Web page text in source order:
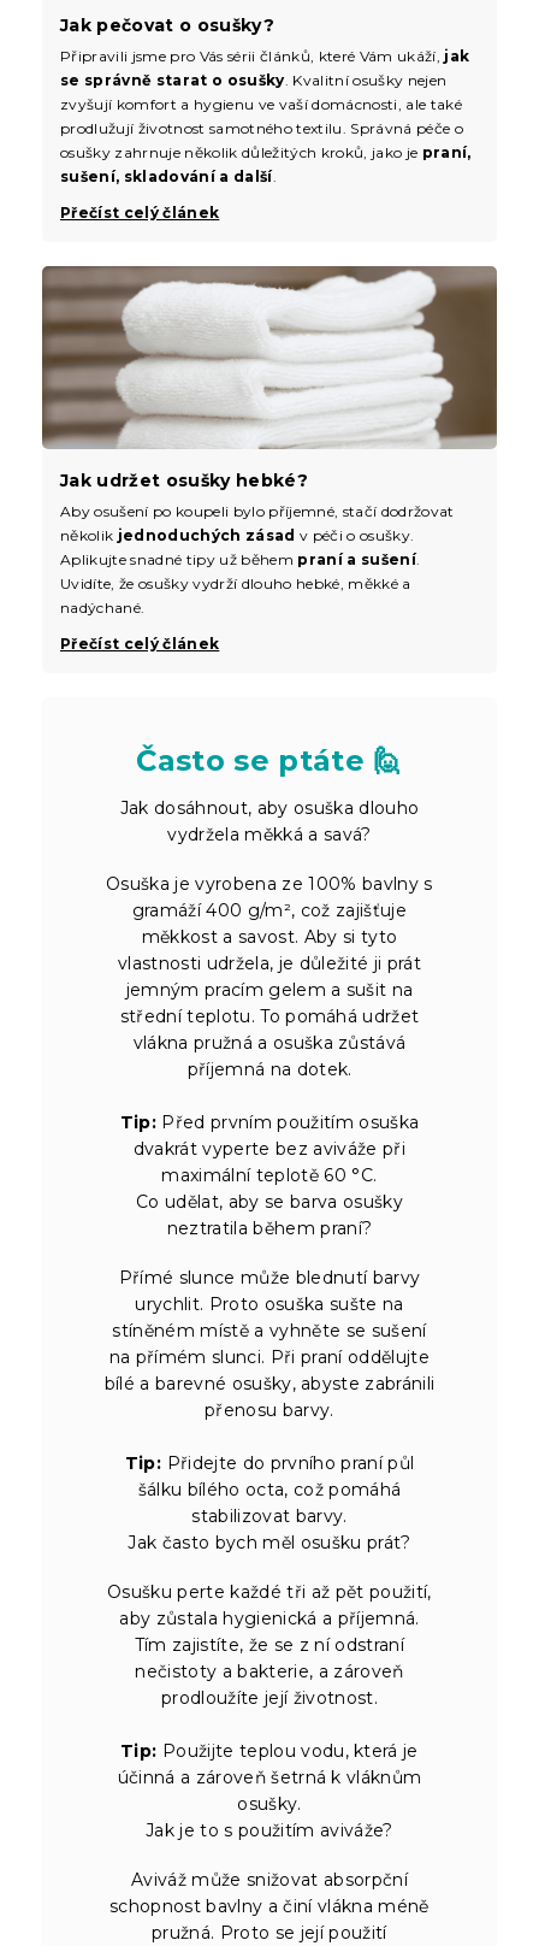
Jak udržet osušky hebké?
Aby osušení po koupeli bylo příjemné, stačí dodržovat
několik jednoduchých zásad v péči o osušky.
Aplikujte snadné tipy už během praní a sušení.
Uvidíte, že osušky vydrží dlouho hebké, měkké a
nadýchané.
Přečíst celý článek
Jak pečovat o osušky?
Připravili jsme pro Vás sérii článků, které Vám ukáží, jak
se správně starat o osušky. Kvalitní osušky nejen
zvyšují komfort a hygienu ve vaší domácnosti, ale také
prodlužují životnost samotného textilu. Správná péče o
osušky zahrnuje několik důležitých kroků, jako je praní,
sušení, skladování a další.
Přečíst celý článek
Často se ptáte 🙋
Jak dosáhnout, aby osuška dlouho
vydržela měkká a savá?
Osuška je vyrobena ze 100% bavlny s
gramáží 400 g/m², což zajišťuje
měkkost a savost. Aby si tyto
vlastnosti udržela, je důležité ji prát
jemným pracím gelem a sušit na
střední teplotu. To pomáhá udržet
vlákna pružná a osuška zůstává
příjemná na dotek.
Tip: Před prvním použitím osuška
dvakrát vyperte bez aviváže při
maximální teplotě 60 °C.
Co udělat, aby se barva osušky
neztratila během praní?
Přímé slunce může blednutí barvy
urychlit. Proto osuška sušte na
stíněném místě a vyhněte se sušení
na přímém slunci. Při praní oddělujte
bílé a barevné osušky, abyste zabránili
přenosu barvy.
Tip: Přidejte do prvního praní půl
šálku bílého octa, což pomáhá
stabilizovat barvy.
Jak často bych měl osušku prát?
Osušku perte každé tři až pět použití,
aby zůstala hygienická a příjemná.
Tím zajistíte, že se z ní odstraní
nečistoty a bakterie, a zároveň
prodloužíte její životnost.
Tip: Použijte teplou vodu, která je
účinná a zároveň šetrná k vláknům
osušky.
Jak je to s použitím aviváže?
Aviváž může snižovat absorpční
schopnost bavlny a činí vlákna méně
pružná. Proto se její použití